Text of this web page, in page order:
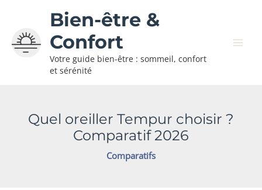
contenu
Bien-être &
Confort
Votre guide bien-être : sommeil, confort
et sérénité
Quel oreiller Tempur choisir ?
Comparatif 2026
Comparatifs